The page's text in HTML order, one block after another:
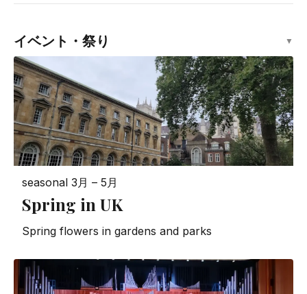
イベント・祭り ▼
seasonal 3月 – 5月
Spring in UK
Spring flowers in gardens and parks